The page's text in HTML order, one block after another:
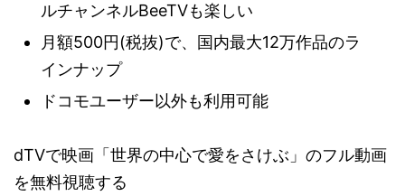
ルチャンネルBeeTVも楽しい
月額500円(税抜)で、国内最大12万作品のラ
インナップ
ドコモユーザー以外も利用可能
dTVで映画「世界の中心で愛をさけぶ」のフル動画
を無料視聴する